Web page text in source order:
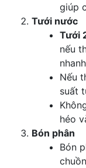
giúp
Tưới nước
Tưới
nếu
Nếu
suất
héo
Bón phân
Bón